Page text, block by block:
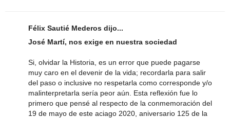
Félix Sautié Mederos dijo...
José Martí, nos exige en nuestra sociedad
Si, olvidar la Historia, es un error que puede pagarse
muy caro en el devenir de la vida; recordarla para salir
del paso o inclusive no respetarla como corresponde y/o
malinterpretarla sería peor aún. Esta reflexión fue lo
primero que pensé al respecto de la conmemoración del
19 de mayo de este aciago 2020, aniversario 125 de la